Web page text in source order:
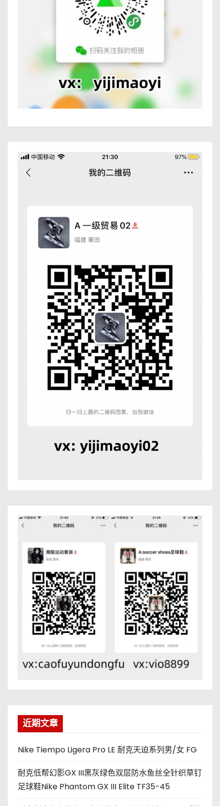
近期文章
Nike Tiempo Ligera Pro LE 耐克天迫系列男/女 FG
耐克低帮幻影GX III黑灰绿色双层防水鱼丝全针织草钉
足球鞋Nike Phantom GX III Elite TF35-45